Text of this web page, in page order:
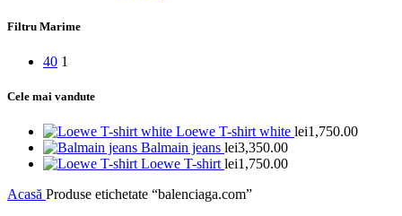
Filtru Marime
40 1
Cele mai vandute
Loewe T-shirt white lei1,750.00
Balmain jeans lei3,350.00
Loewe T-shirt lei1,750.00
Acasă Produse etichetate “balenciaga.com”